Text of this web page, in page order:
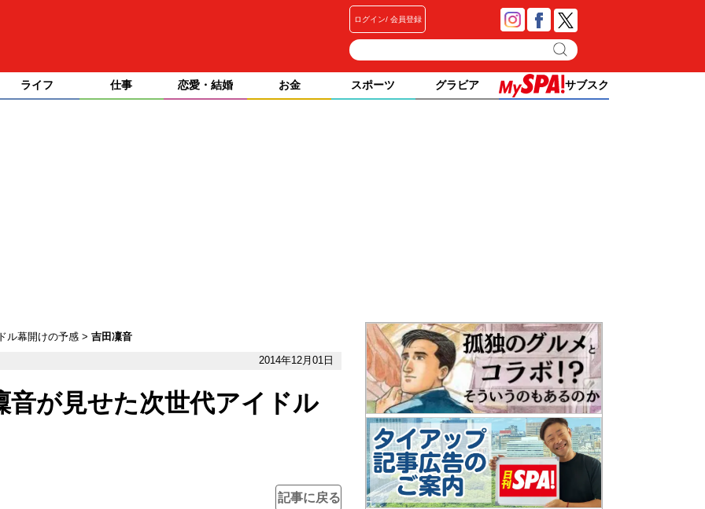
ログイン 会員登録
ライフ 仕事 恋愛・結婚 お金 スポーツ グラビア サブスク
ル幕開けの予感
吉田凜音
2014年12月01日
音が見せた次世代アイドル
記事に戻る